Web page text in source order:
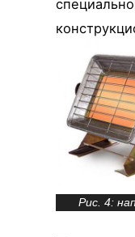
Рис. 4: